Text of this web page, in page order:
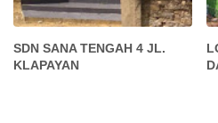
SDN SANA TENGAH 4 JL.
KLAPAYAN